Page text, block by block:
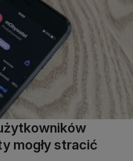
mogły stracić